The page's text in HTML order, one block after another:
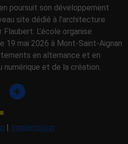
poursuit son développement
site dédié à l’architecture
L’école organise
19 mai 2026 à Mont-Saint-Aignan
en alternance et en
numérique et de la création.
Implantation